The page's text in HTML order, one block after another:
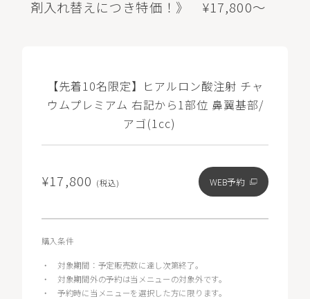
剤入れ替えにつき特価！》 ¥17,800～
【先着10名限定】ヒアルロン酸注射 チャ
ウムプレミアム 右記から1部位 鼻翼基部/
アゴ(1cc)
¥17,800 (税込) WEB予約
購入条件
・ 対象期間：予定販売数に達し次第終了。
・ 対象期間外の予約は当メニューの対象外です。
・予約時に当メニューを選択した方に限ります。